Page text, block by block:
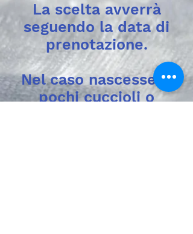
La scelta avverrà
seguendo la data di
prenotazione.
Nel caso nascessero
pochi cuccioli o